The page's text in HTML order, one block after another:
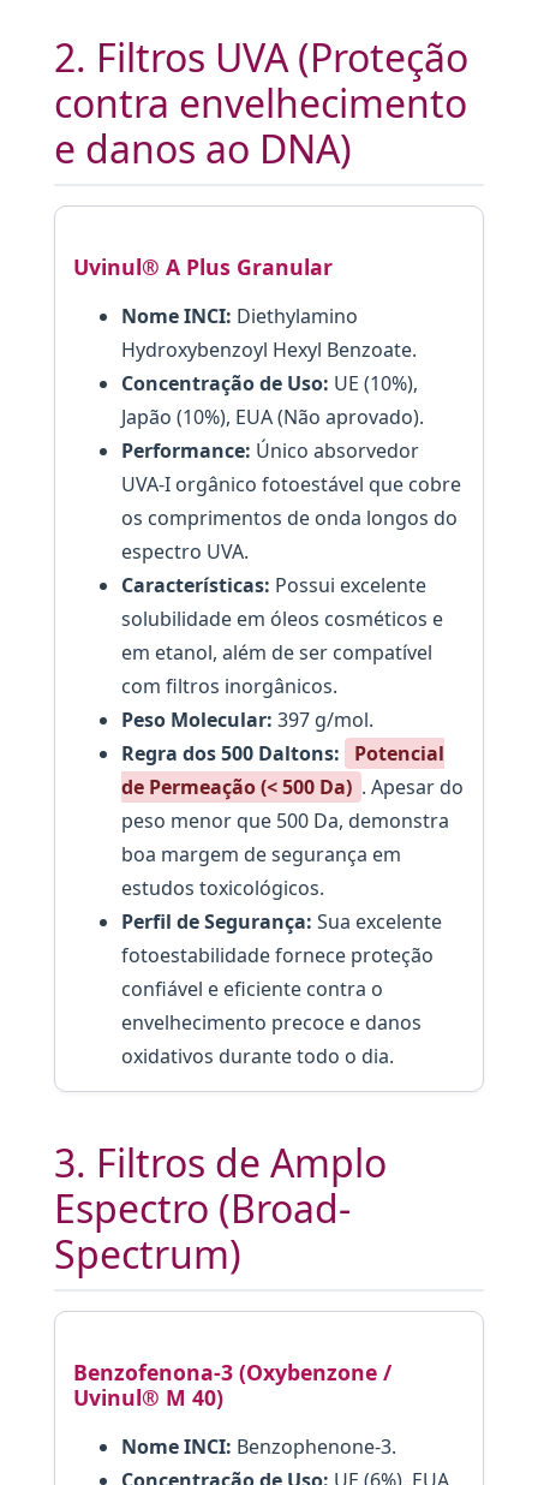
2. Filtros UVA (Proteção
contra envelhecimento
e danos ao DNA)
Uvinul® A Plus Granular
Nome INCI: Diethylamino
Hydroxybenzoyl Hexyl Benzoate.
Concentração de Uso: UE (10%),
Japão (10%), EUA (Não aprovado).
Performance: Único absorvedor
UVA-I orgânico fotoestável que cobre
os comprimentos de onda longos do
espectro UVA.
Características: Possui excelente
solubilidade em óleos cosméticos e
em etanol, além de ser compatível
com filtros inorgânicos.
Peso Molecular: 397 g/mol.
Regra dos 500 Daltons:
Potencial
de Permeação (< 500 Da) . Apesar do
peso menor que 500 Da, demonstra
boa margem de segurança em
estudos toxicológicos.
Perfil de Segurança: Sua excelente
fotoestabilidade fornece proteção
confiável e eficiente contra o
envelhecimento precoce e danos
oxidativos durante todo o dia.
3. Filtros de Amplo
Espectro (Broad-
Spectrum)
Benzofenona-3 (Oxybenzone /
Uvinul® M 40)
Nome INCI: Benzophenone-3.